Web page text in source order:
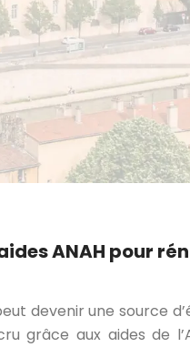
ANAH pour
devenir une source
grâce aux aides de